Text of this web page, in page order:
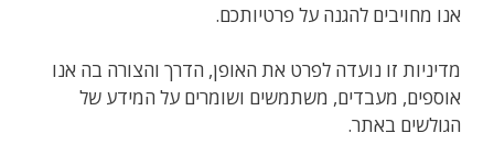
אנו מחויבים להגנה על פרטיותכם.
מדיניות זו נועדה לפרט את האופן, הדרך והצורה בה אנו
אוספים, מעבדים, משתמשים ושומרים על המידע של
הגולשים באתר.